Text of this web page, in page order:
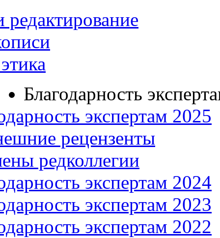
редактирование
Благодарность
экспертам 2025
рецензенты
редколлегии
экспертам 2024
экспертам 2023
экспертам 2022